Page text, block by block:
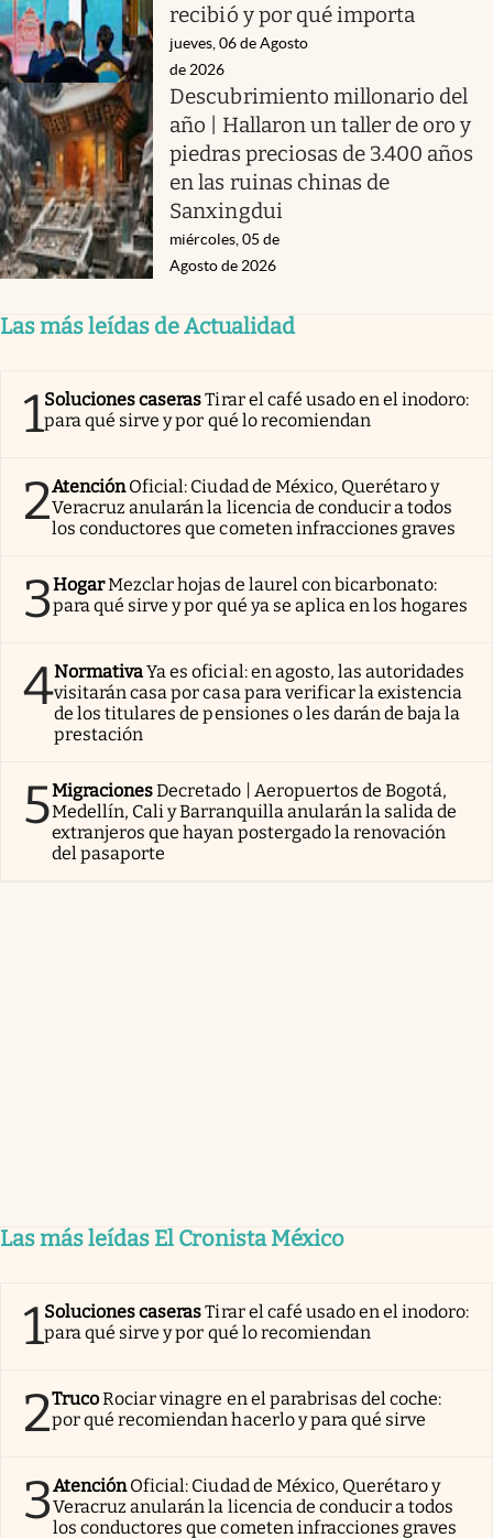
recibió y por qué importa
jueves, 06 de Agosto
de 2026
Descubrimiento millonario del
año | Hallaron un taller de oro y
piedras preciosas de 3.400 años
en las ruinas chinas de
Sanxingdui
miércoles, 05 de
Agosto de 2026
Las más leídas de Actualidad
1Soluciones caserasTirar el café usado en el inodoro:
para qué sirve y por qué lo recomiendan
2AtenciónOficial: Ciudad de México, Querétaro y
Veracruz anularán la licencia de conducir a todos
los conductores que cometen infracciones graves
3HogarMezclar hojas de laurel con bicarbonato:
para qué sirve y por qué ya se aplica en los hogares
4NormativaYa es oficial: en agosto, las autoridades
visitarán casa por casa para verificar la existencia
de los titulares de pensiones o les darán de baja la
prestación
5MigracionesDecretado | Aeropuertos de Bogotá,
Medellín, Cali y Barranquilla anularán la salida de
extranjeros que hayan postergado la renovación
del pasaporte
Las más leídas El Cronista México
1Soluciones caserasTirar el café usado en el inodoro:
para qué sirve y por qué lo recomiendan
2TrucoRociar vinagre en el parabrisas del coche:
por qué recomiendan hacerlo y para qué sirve
3AtenciónOficial: Ciudad de México, Querétaro y
Veracruz anularán la licencia de conducir a todos
los conductores que cometen infracciones graves